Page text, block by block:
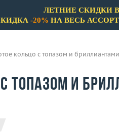
ЛЕТНИЕ СКИДКИ В
-20% НА ВЕСЬ
кольцо с топазом и
топазом и